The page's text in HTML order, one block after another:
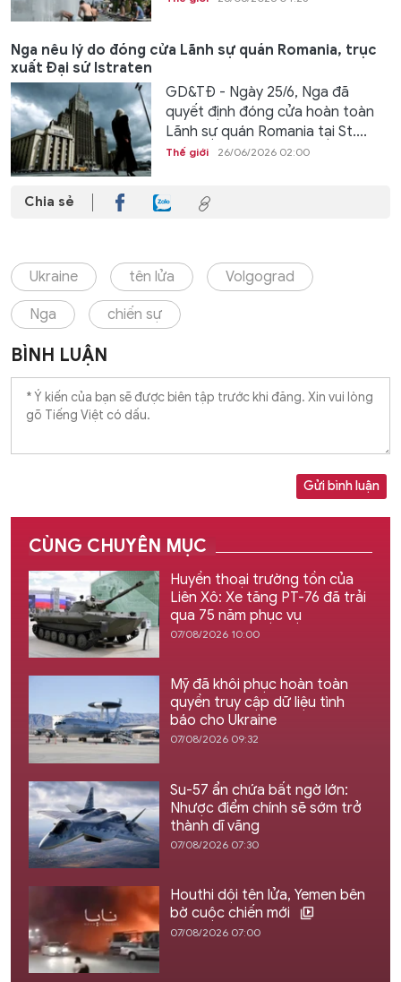
Nga nêu lý do đóng cửa Lãnh sự quán Romania, trục
xuất Đại sứ Istraten
GD&TĐ - Ngày 25/6, Nga đã
quyết định đóng cửa hoàn toàn
Lãnh sự quán Romania tại St....
Thế giới 26/06/2026 02:00
Chia sẻ
Ukraine tên lửa Volgograd
Nga chiến sự
BÌNH LUẬN
Gửi bình luận
CÙNG CHUYÊN MỤC
Huyền thoại trường tồn của
Liên Xô: Xe tăng PT-76 đã trải
qua 75 năm phục vụ
07/08/2026 10:00
Mỹ đã khôi phục hoàn toàn
quyền truy cập dữ liệu tình
báo cho Ukraine
07/08/2026 09:32
Su-57 ẩn chứa bất ngờ lớn:
Nhược điểm chính sẽ sớm trở
thành dĩ vãng
07/08/2026 07:30
Houthi dội tên lửa, Yemen bên
bờ cuộc chiến mới
07/08/2026 07:00